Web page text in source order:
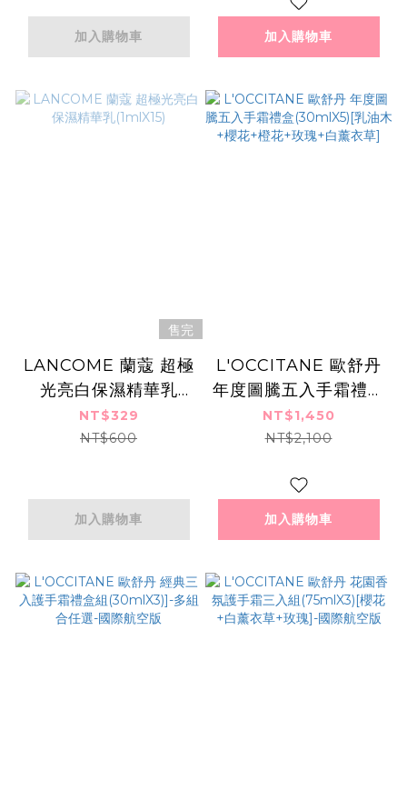
加入購物車 加入購物車
售完
LANCOME 蘭蔻 超極
光亮白保濕精華乳
(1mlX15)
NT$329
NT$600
加入購物車
L'OCCITANE 歐舒丹
年度圖騰五入手霜禮盒
(30mlX5)[乳油木+櫻
花+橙花+玫瑰+白薰衣
NT$1,450
NT$2,100
加入購物車